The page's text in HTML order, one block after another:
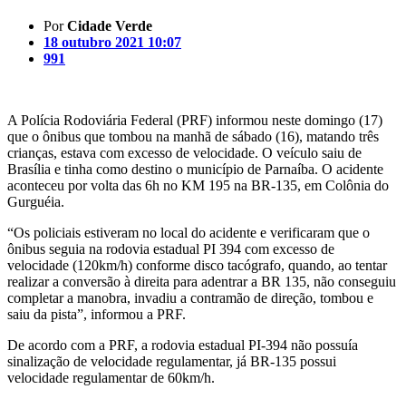
PorCidade Verde
18 outubro 2021 10:07
991
A Polícia Rodoviária Federal (PRF) informou neste domingo (17)
que o ônibus que tombou na manhã de sábado (16), matando três
crianças, estava com excesso de velocidade. O veículo saiu de
Brasília e tinha como destino o município de Parnaíba. O acidente
aconteceu por volta das 6h no KM 195 na BR-135, em Colônia do
Gurguéia.
“Os policiais estiveram no local do acidente e verificaram que o
ônibus seguia na rodovia estadual PI 394 com excesso de
velocidade (120km/h) conforme disco tacógrafo, quando, ao tentar
realizar a conversão à direita para adentrar a BR 135, não conseguiu
completar a manobra, invadiu a contramão de direção, tombou e
saiu da pista”, informou a PRF.
De acordo com a PRF, a rodovia estadual PI-394 não possuía
sinalização de velocidade regulamentar, já BR-135 possui
velocidade regulamentar de 60km/h.